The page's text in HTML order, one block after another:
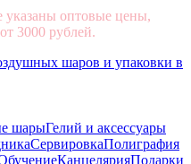
указаны оптовые цены,
3000 рублей.
шарыГелий и аксессуары
СервировкаПолиграфия
КанцелярияПодарки